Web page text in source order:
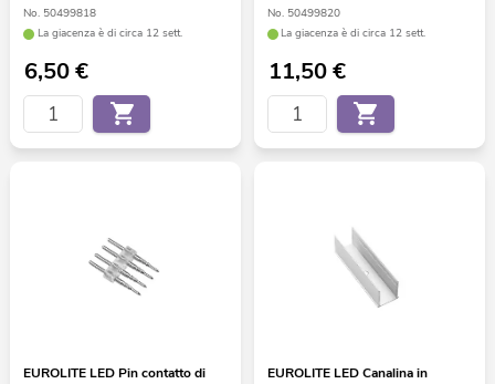
No. 50499818
La giacenza è di circa 12 sett.
6,50€
No. 50499820
La giacenza è di circa 12 sett.
11,50€
EUROLITE LED Pin contatto di
EUROLITE LED Canalina in